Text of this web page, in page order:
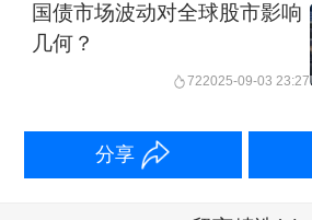
国债市场波动对全球股市影响
几何？
722025-09-03 23:27
分享